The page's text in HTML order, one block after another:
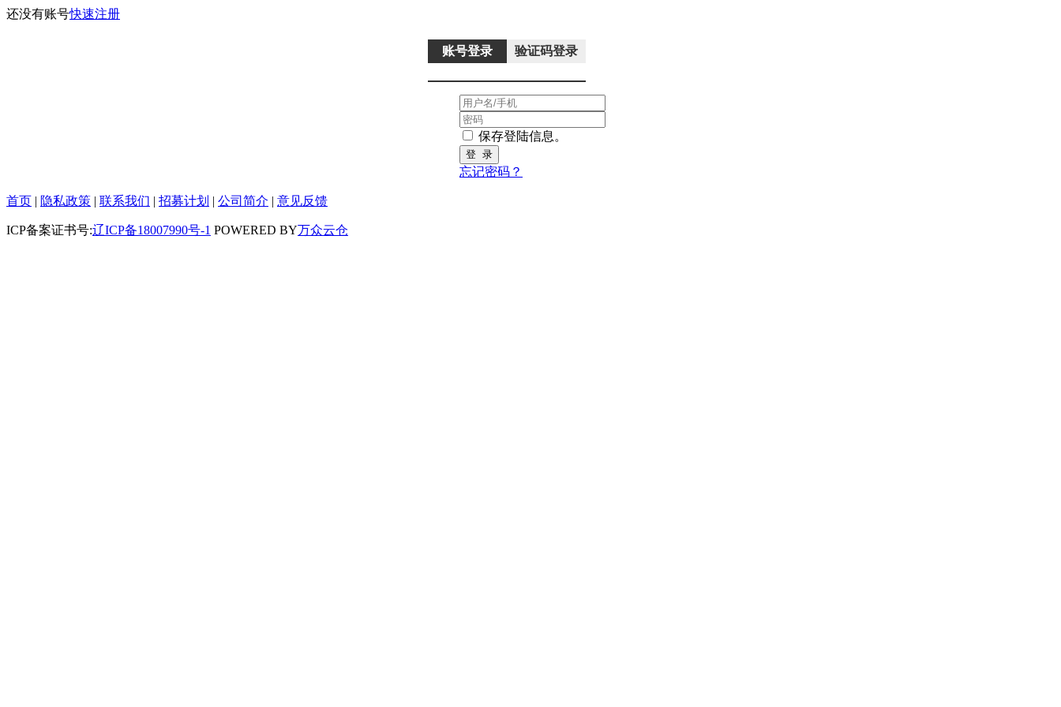
还没有账号快速注册
账号登录 验证码登录
保存登陆信息。
忘记密码？
首页 | 隐私政策 | 联系我们 | 招募计划 | 公司简介 | 意见反馈
ICP备案证书号:辽ICP备18007990号-1 POWERED BY万众云仓